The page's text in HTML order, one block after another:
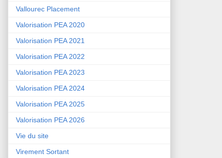
Vallourec Placement
Valorisation PEA 2020
Valorisation PEA 2021
Valorisation PEA 2022
Valorisation PEA 2023
Valorisation PEA 2024
Valorisation PEA 2025
Valorisation PEA 2026
Vie du site
Virement Sortant